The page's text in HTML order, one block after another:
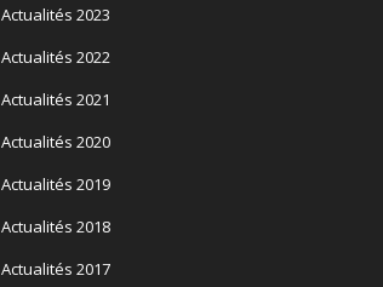
Actualités 2023
Actualités 2022
Actualités 2021
Actualités 2020
Actualités 2019
Actualités 2018
Actualités 2017